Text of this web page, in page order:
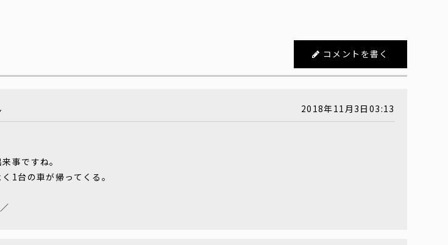
コメントを書く
2018年11月3日03:13
事ですね。
1台の車が帰ってくる。